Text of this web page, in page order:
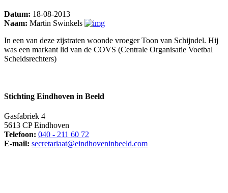
Datum: 18-08-2013
Naam: Martin Swinkels
In een van deze zijstraten woonde vroeger Toon van Schijndel. Hij
was een markant lid van de COVS (Centrale Organisatie Voetbal
Scheidsrechters)
Stichting Eindhoven in Beeld
Gasfabriek 4
5613 CP Eindhoven
Telefoon: 040 - 211 60 72
E-mail: secretariaat@eindhoveninbeeld.com